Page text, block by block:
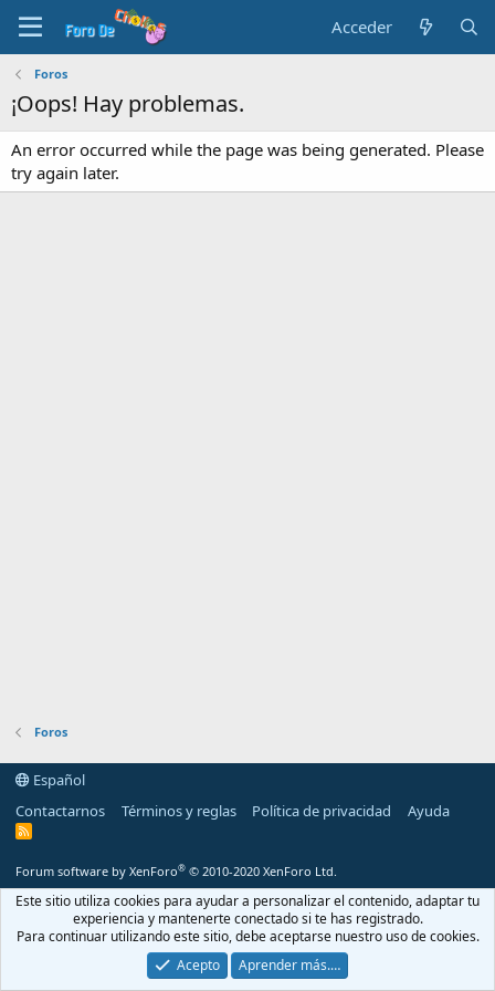
Acceder
Foros
¡Oops! Hay problemas.
An error occurred while the page was being generated. Please
try again later.
Foros
Español
Contactarnos
Términos y reglas Política de privacidad Ayuda
R
Forum software by XenForo® © 2010-2020 XenForo Ltd.
Este sitio utiliza cookies para ayudar a personalizar el contenido, adaptar tu
experiencia y mantenerte conectado si te has registrado.
Para continuar utilizando este sitio, debe aceptarse nuestro uso de cookies.
Acepto
Aprender más.…